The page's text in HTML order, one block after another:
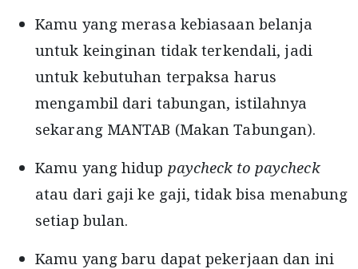
Kamu yang merasa kebiasaan belanja
untuk keinginan tidak terkendali, jadi
untuk kebutuhan terpaksa harus
mengambil dari tabungan, istilahnya
sekarang MANTAB (Makan Tabungan).
Kamu yang hidup paycheck to paycheck
atau dari gaji ke gaji, tidak bisa menabung
setiap bulan.
Kamu yang baru dapat pekerjaan dan ini